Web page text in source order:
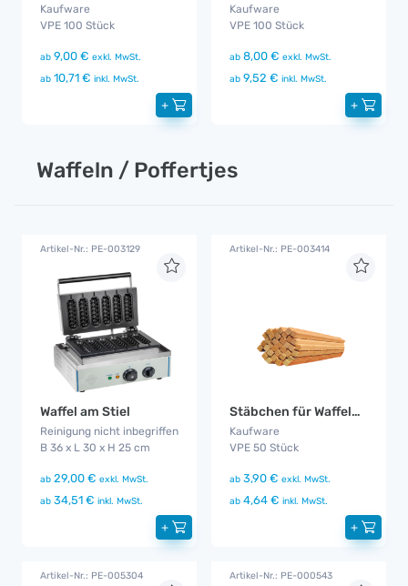
Kaufware
VPE 100 Stück
ab 9,00 € exkl. MwSt.
ab 10,71 € inkl. MwSt.
+
Kaufware
VPE 100 Stück
ab 8,00 € exkl. MwSt.
ab 9,52 € inkl. MwSt.
+
Waffeln / Poffertjes
Artikel-Nr.: PE-003129
Waffel am Stiel
Reinigung nicht inbegriffen
B 36 x L 30 x H 25 cm
ab 29,00 € exkl. MwSt.
ab 34,51 € inkl. MwSt.
+
Artikel-Nr.: PE-003414
Stäbchen für Waffeln am Stiel
Kaufware
VPE 50 Stück
ab 3,90 € exkl. MwSt.
ab 4,64 € inkl. MwSt.
+
Artikel-Nr.: PE-005304 Artikel-Nr.: PE-000543